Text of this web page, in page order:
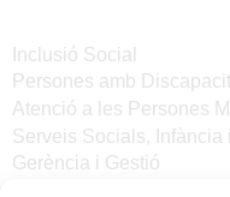
Inclusió Social
Persones amb
Atenció a les Persones
Serveis Socials, Infància
Gerència i Gestió